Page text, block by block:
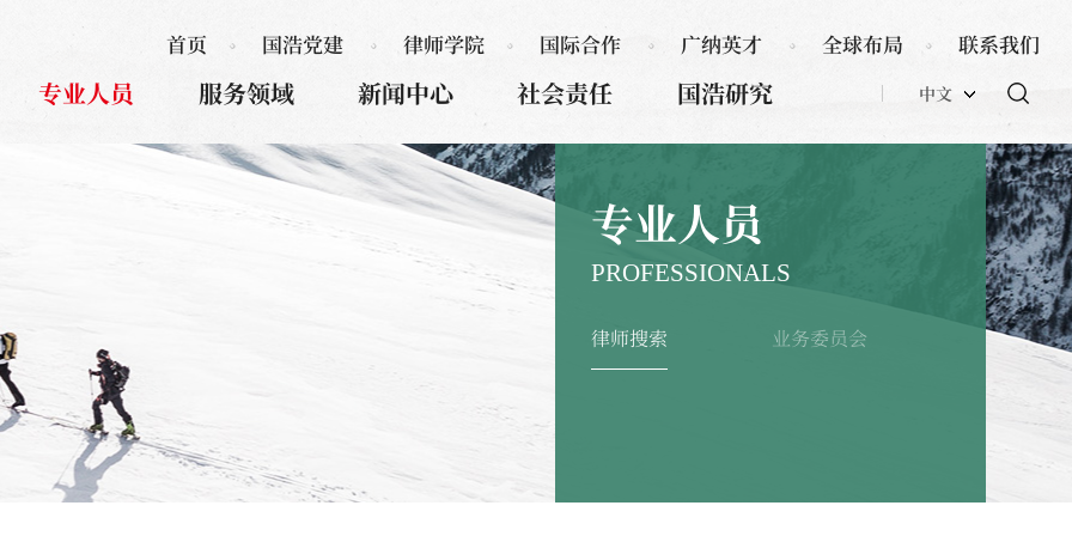
专业人员 服务领域 新闻中心 社会责任 国浩研究 中文
首页 国浩党建 律师学院 国际合作 广纳英才 全球布局 联系我们
专业人员
PROFESSIONALS
律师搜索 业务委员会